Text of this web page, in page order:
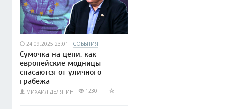
24.09.2025 23:01 СОБЫТИЯ
Сумочка на цепи: как
европейские модницы
спасаются от уличного
грабежа
МИХАИЛ ДЕЛЯГИН 1230